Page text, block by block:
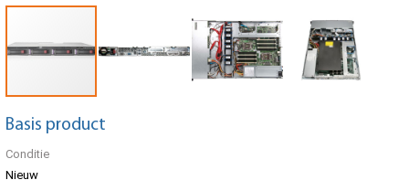
Basis product
Conditie
Nieuw